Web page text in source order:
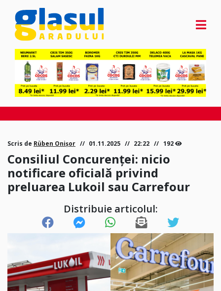
Scris de Rüben Onișor 01.11.2025 22:22 192
Consiliul Concurenței: nicio
notificare oficială privind
preluarea Lukoil sau Carrefour
Distribuie articolul: